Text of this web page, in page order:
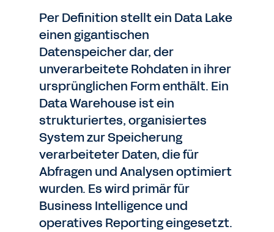
Per Definition stellt ein Data Lake
einen gigantischen
Datenspeicher dar, der
unverarbeitete Rohdaten in ihrer
ursprünglichen Form enthält. Ein
Data Warehouse ist ein
strukturiertes, organisiertes
System zur Speicherung
verarbeiteter Daten, die für
Abfragen und Analysen optimiert
wurden. Es wird primär für
Business Intelligence und
operatives Reporting eingesetzt.